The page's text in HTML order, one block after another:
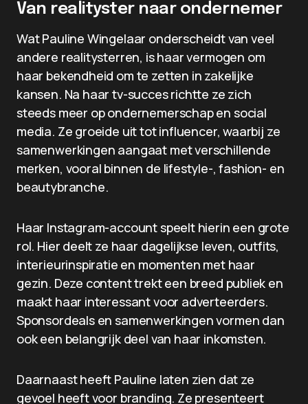
Van realityster naar ondernemer
Wat Pauline Wingelaar onderscheidt van veel
andere realitysterren, is haar vermogen om
haar bekendheid om te zetten in zakelijke
kansen. Na haar tv-succes richtte ze zich
steeds meer op ondernemerschap en social
media. Ze groeide uit tot influencer, waarbij ze
samenwerkingen aangaat met verschillende
merken, vooral binnen de lifestyle-, fashion- en
beautybranche.
Haar Instagram-account speelt hierin een grote
rol. Hier deelt ze haar dagelijkse leven, outfits,
interieurinspiratie en momenten met haar
gezin. Deze content trekt een breed publiek en
maakt haar interessant voor adverteerders.
Sponsordeals en samenwerkingen vormen dan
ook een belangrijk deel van haar inkomsten.
Daarnaast heeft Pauline laten zien dat ze
gevoel heeft voor branding. Ze presenteert